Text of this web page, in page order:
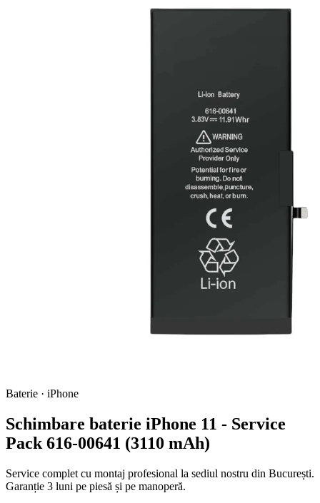
Baterie · iPhone
Schimbare baterie iPhone 11 - Service
Pack 616-00641 (3110 mAh)
Service complet cu montaj profesional la sediul nostru din București.
Garanție 3 luni pe piesă și pe manoperă.